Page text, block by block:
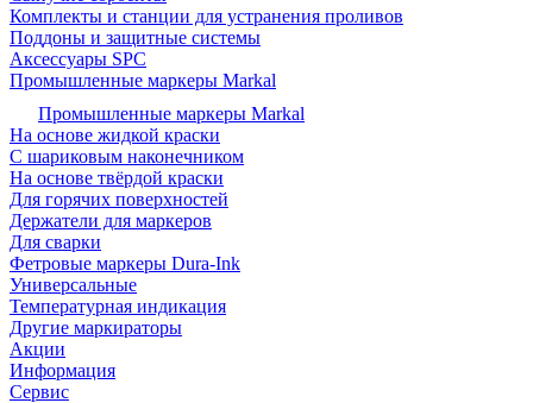
Комплекты и станции для устранения проливов
Поддоны и защитные системы
Аксессуары SPC
Промышленные маркеры Markal
Промышленные маркеры Markal
На основе жидкой краски
С шариковым наконечником
На основе твёрдой краски
Для горячих поверхностей
Держатели для маркеров
Для сварки
Фетровые маркеры Dura-Ink
Универсальные
Температурная индикация
Другие маркираторы
Акции
Информация
Сервис